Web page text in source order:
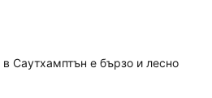
Саутхамптън е бързо и лесно